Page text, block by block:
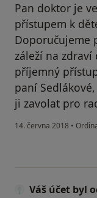
Pan doktor je
přístupem k
Doporučujeme
záleží na
příjemný
paní
ji zavolat pro
14. června 2018 •
Váš účet byl